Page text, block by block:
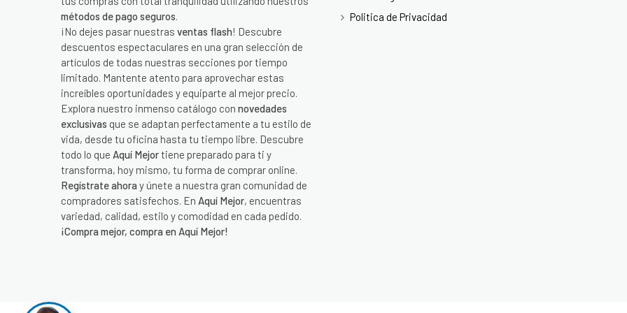
métodos de pago seguros.
¡No dejes pasar nuestras ventas flash! Descubre
descuentos espectaculares en una gran selección de
artículos de todas nuestras secciones por tiempo
limitado. Mantente atento para aprovechar estas
increíbles oportunidades y equiparte al mejor precio.
Explora nuestro inmenso catálogo con novedades
exclusivas que se adaptan perfectamente a tu estilo de
vida, desde tu oficina hasta tu tiempo libre. Descubre
todo lo que Aquí Mejortiene preparado para ti y
transforma, hoy mismo, tu forma de comprar online.
Regístrate ahora y únete a nuestra gran comunidad de
compradores satisfechos. En Aquí Mejor, encuentras
variedad, calidad, estilo y comodidad en cada pedido.
¡Compra mejor, compra en Aquí Mejor!
Politica de Privacidad